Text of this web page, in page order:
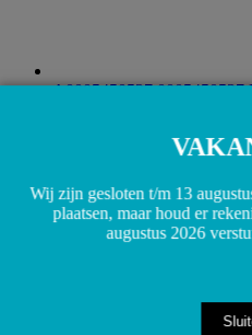
A0005450527
Wij zijn gesloten t/m 13
plaatsen, maar houd er
augustus 2026